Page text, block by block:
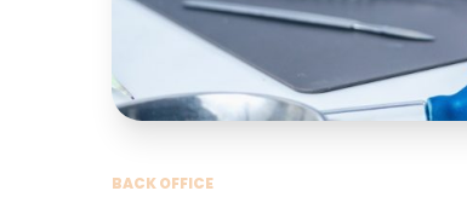
BACK OFFICE